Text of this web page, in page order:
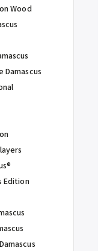
Wood
Damascus
Edition